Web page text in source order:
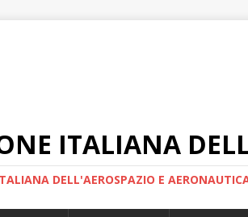
ITALIANA
DELL'AEROSPAZIO E